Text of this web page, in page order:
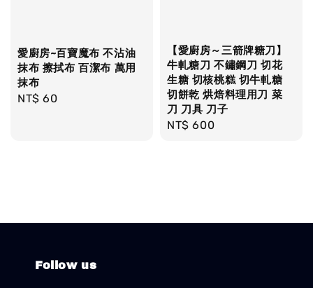
愛廚房~百寶魔布 不沾油
抹布 擦拭布 百潔布 萬用
抹布
Regular
NT$ 60
【愛廚房～三箭牌糖刀】
牛軋糖刀 不鏽鋼刀 切花
生糖 切核桃糕 切牛軋糖
切餅乾 烘焙料理用刀 菜
刀 刀具 刀子
Regular
NT$ 600
Follow us